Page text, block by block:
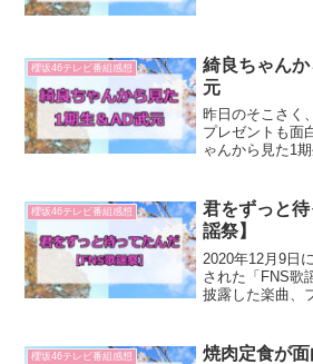
は好みなんで、
櫻坂46テレビ番組感想
綺良ちゃん
元
昨日のそこさく
プレゼントも面
ゃんから見た1
ていました。今
した！▽見てな
櫻坂46テレビ番組感想
君をずっと
謡祭】
2020年12月9日
された「FNS歌
披露した楽曲、
さ"雄一）本日
櫻坂46テレビ番組感想
焼肉定食が